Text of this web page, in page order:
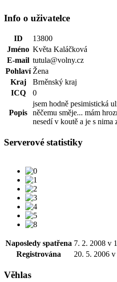
Info o uživatelce
ID
13800
Jméno Květa Kaláčková
E-mail tutula@volny.cz
Pohlaví Žena
Kraj
Brněnský kraj
ICQ
0
Popis
jsem hodně pesimistická
něčemu směje... mám
nesedí v koutě a je s nima
Serverové statistiky
Naposledy spatřena 7. 2. 2008 v
Registrována
20. 5. 2006
Věhlas